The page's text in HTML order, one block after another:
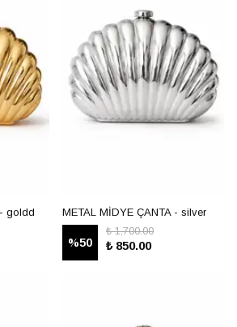
goldd METAL MİDYE ÇANTA - silver
%50
₺ 1,700.00
₺ 850.00